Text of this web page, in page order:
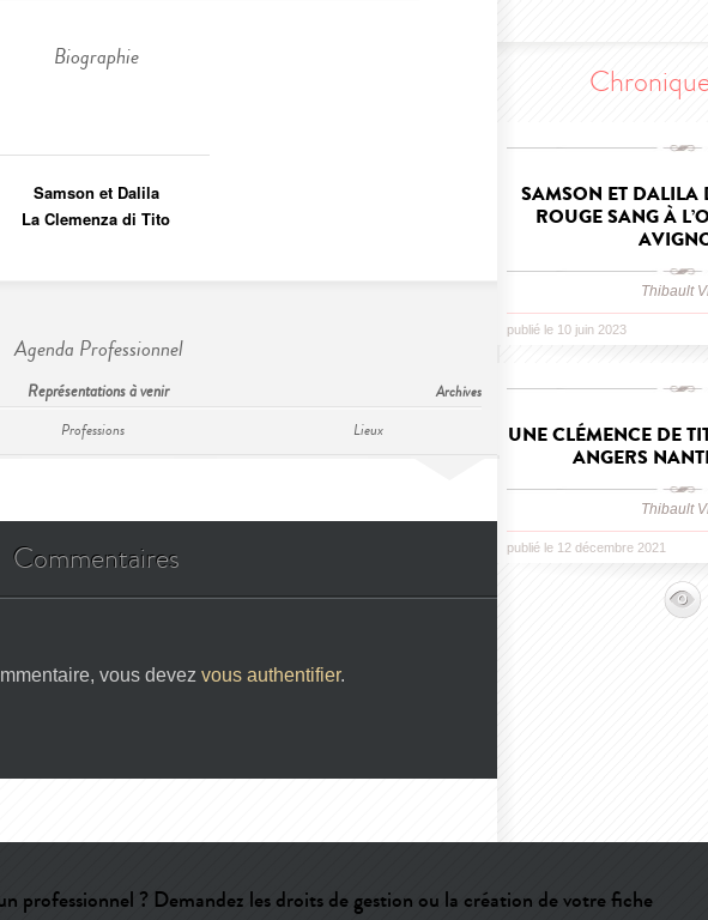
Biographie
Samson et Dalila
La Clemenza di Tito
Agenda Professionnel
Représentations à venir Archives
Professions Lieux
Commentaires
vous devez vous authentifier.
SAMSON ET DALILA
ROUGE SANG À
Thibault
publié le 10 juin 2023
UNE CLÉMENCE DE
ANGERS
Thibault
publié le 12 décembre 2021
professionnel ? Demandez les droits de gestion ou la création de votre fiche